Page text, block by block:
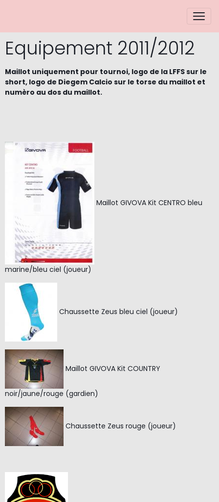
Equipement 2011/2012
Maillot uniquement pour tournoi, logo de la LFFS sur le
short, logo de Diegem Calcio sur le torse du maillot et
numèro au dos du maillot.
Maillot GIVOVA Kit CENTRO bleu
marine/bleu ciel (joueur)
Chaussette Zeus bleu ciel (joueur)
Maillot GIVOVA Kit COUNTRY
noir/jaune/rouge (gardien)
Chaussette Zeus rouge (joueur)